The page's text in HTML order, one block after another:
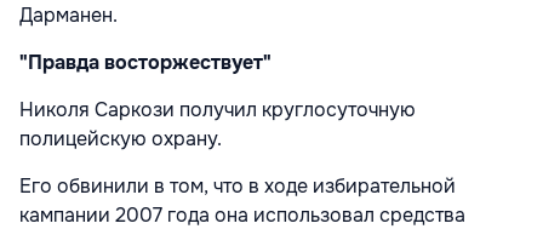
Дарманен.
"Правда восторжествует"
Николя Саркози получил круглосуточную
полицейскую охрану.
Его обвинили в том, что в ходе избирательной
кампании 2007 года она использовал средства